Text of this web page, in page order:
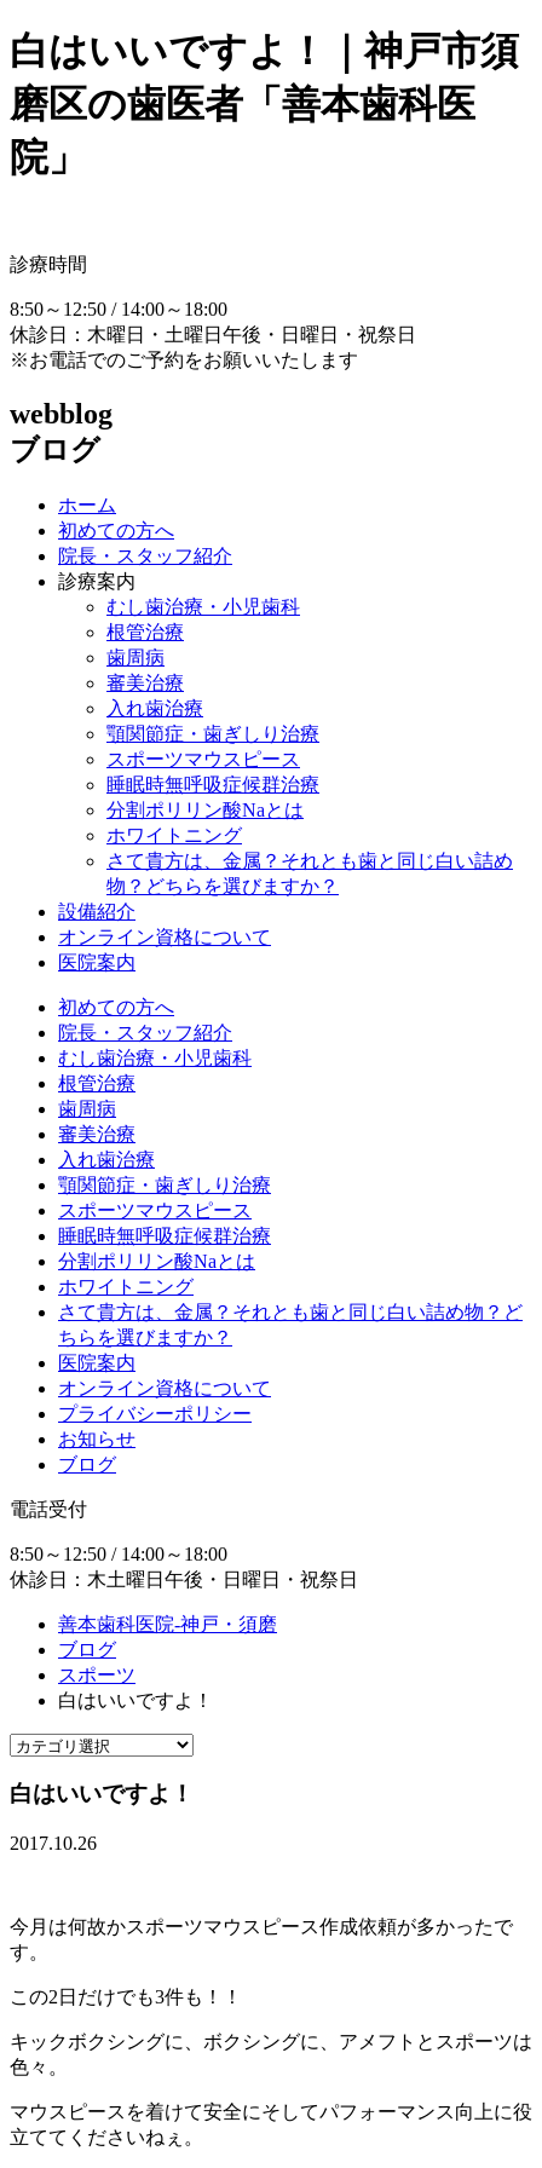
白はいいですよ！｜神戸市須
磨区の歯医者「善本歯科医
院」
診療時間
8:50～12:50 / 14:00～18:00
休診日：木曜日・土曜日午後・日曜日・祝祭日
※お電話でのご予約をお願いいたします
webblog
ブログ
ホーム
初めての方へ
院長・スタッフ紹介
診療案内
むし歯治療・小児歯科
根管治療
歯周病
審美治療
入れ歯治療
顎関節症・歯ぎしり治療
スポーツマウスピース
睡眠時無呼吸症候群治療
分割ポリリン酸Naとは
ホワイトニング
さて貴方は、金属？それとも歯と同じ白い詰め
物？どちらを選びますか？
設備紹介
オンライン資格について
医院案内
初めての方へ
院長・スタッフ紹介
むし歯治療・小児歯科
根管治療
歯周病
審美治療
入れ歯治療
顎関節症・歯ぎしり治療
スポーツマウスピース
睡眠時無呼吸症候群治療
分割ポリリン酸Naとは
ホワイトニング
さて貴方は、金属？それとも歯と同じ白い詰め物？ど
ちらを選びますか？
医院案内
オンライン資格について
プライバシーポリシー
お知らせ
ブログ
電話受付
8:50～12:50 / 14:00～18:00
休診日：木土曜日午後・日曜日・祝祭日
善本歯科医院-神戸・須磨
ブログ
スポーツ
白はいいですよ！
白はいいですよ！
2017.10.26
今月は何故かスポーツマウスピース作成依頼が多かったで
す。
この2日だけでも3件も！！
キックボクシングに、ボクシングに、アメフトとスポーツは
色々。
マウスピースを着けて安全にそしてパフォーマンス向上に役
立ててくださいねぇ。